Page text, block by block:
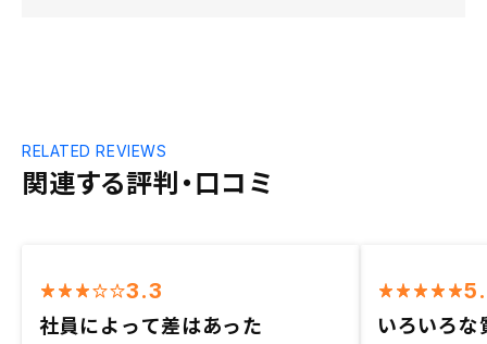
関連する評判・口コミ
RELATED REVIEWS
3.3
社員によって差はあった
いろいろ